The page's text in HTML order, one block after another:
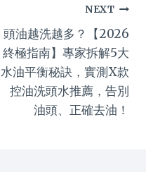
NEXT
頭油越洗越多？【2026
終極指南】專家拆解5大
水油平衡秘訣，實測X款
控油洗頭水推薦，告別
油頭、正確去油！